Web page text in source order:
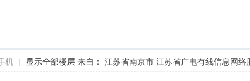
机 显示全部楼层 来自： 江苏省南京市 江苏省广电有线信息网络